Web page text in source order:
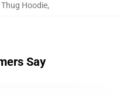
Hoodie,
Say